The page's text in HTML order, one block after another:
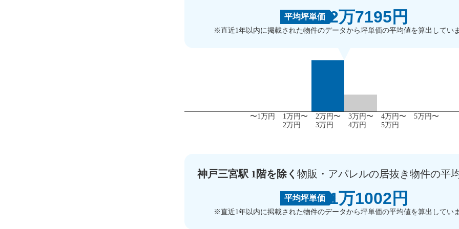
平均坪単価 2万7195円
※直近1年以内に掲載された物件のデータから坪単価の平均値を算出していま
〜1万円
1万円〜
2万円
2万円〜
3万円
3万円〜
4万円
4万円〜
5万円
5万円〜
神戸三宮駅 1階を除く 物販・アパレルの居抜き物件の平
平均坪単価 1万1002円
※直近1年以内に掲載された物件のデータから坪単価の平均値を算出していま